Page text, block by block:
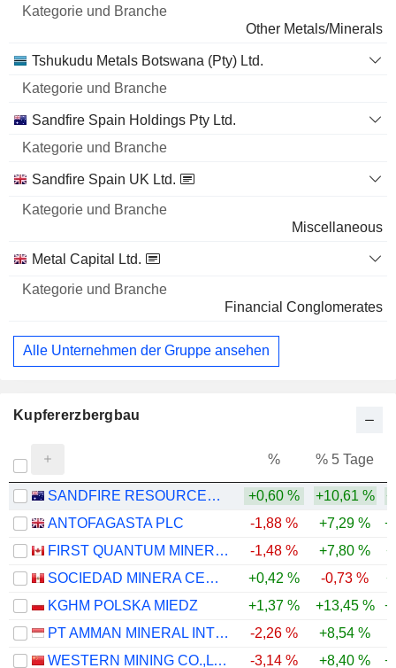
Name
Branche
Other Metals/Minerals
Tshukudu Metals Botswana (Pty) Ltd.
Sandfire Spain Holdings Pty Ltd.
Sandfire Spain UK Ltd.
Miscellaneous
Metal Capital Ltd.
Financial Conglomerates
Alle Unternehmen der Gruppe ansehen
Kupfererzbergbau
% % 5 Tage
SANDFIRE RESOURCES LIMITED +0,60 % +10,61 %
ANTOFAGASTA PLC
-1,88 % +7,29 %
FIRST QUANTUM MINERALS LTD.
-1,48 % +7,80 %
SOCIEDAD MINERA CERRO VERDE S.A.A.
+0,42 % -0,73 %
KGHM POLSKA MIEDZ
+1,37 % +13,45 %
PT AMMAN MINERAL INTERNASIONAL TBK
-2,26 % +8,54 %
WESTERN MINING CO.,LTD.
-3,14 % +8,40 %